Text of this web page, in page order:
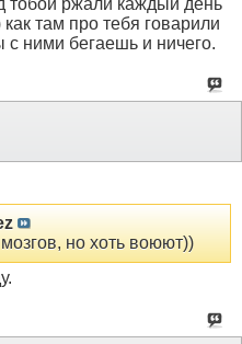
тобой ржали каждый день
как там про тебя говарили
с ними бегаешь и ничего.
но хоть воюют))